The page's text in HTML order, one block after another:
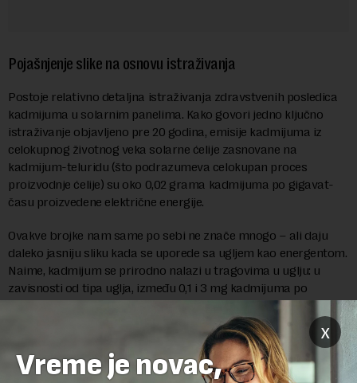
Pojašnjenje slike na osnovu istraživanja
Postoje relativno detaljna istraživanja zdravstvenih posledica
kadmijuma u solarnim panelima. Kako govori jedno ključno
istraživanje objavljeno pre 20 godina, emisije kadmijuma iz
celokupnog životnog veka solarne ćelije zasnovane na
kadmijum-teluridu (što podrazumeva celokupan proces
proizvodnje ćelije) su oko 0,02 grama kadmijuma po gigavat-
času proizvedene električne energije.
Ovakve brojke nam same po sebi ne znače mnogo – ali daju
daleko jasniju sliku kada se uporede sa ugljem kao energentom.
Naime, kadmijum se prirodno nalazi u tragovima u uglju: u
zavisnosti od tipa uglja, između 0,1 i 3 mg kadmijuma po
kilogramu uglja.
Oko 1.800 domaćinstava postavilo solarne panele
x
Vreme je novac,